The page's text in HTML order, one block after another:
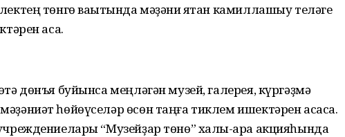
төнгө ваҡытында мәҙәни яҡтан камиллашыу теләге
аса.
дөнъя буйынса меңләгән музей, галерея, күргәҙмә
һөйөүселәр өсөн таңға тиклем ишектәрен асасаҡ.
“Музейҙар төнө” халыҡ-ара акцияһында